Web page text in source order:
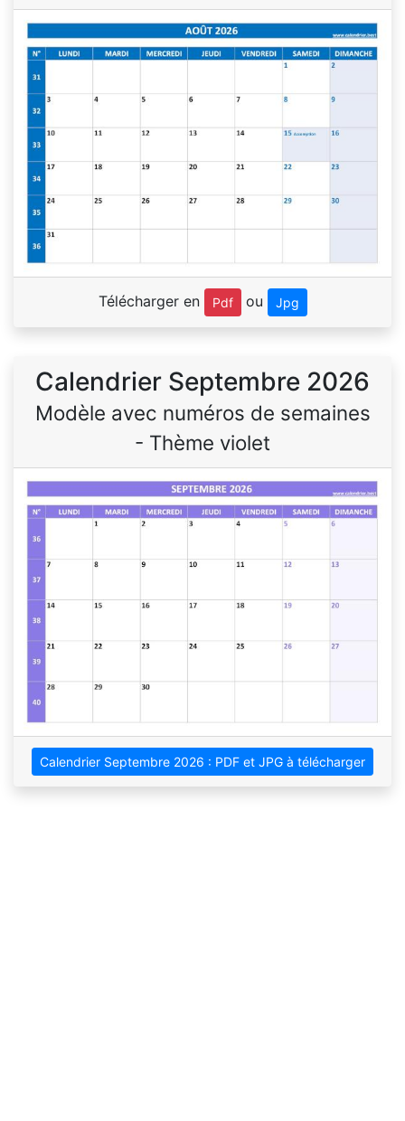
Télécharger en Pdf ou Jpg
Calendrier Septembre 2026
Modèle avec numéros de semaines
- Thème violet
Calendrier Septembre 2026 : PDF et JPG à télécharger